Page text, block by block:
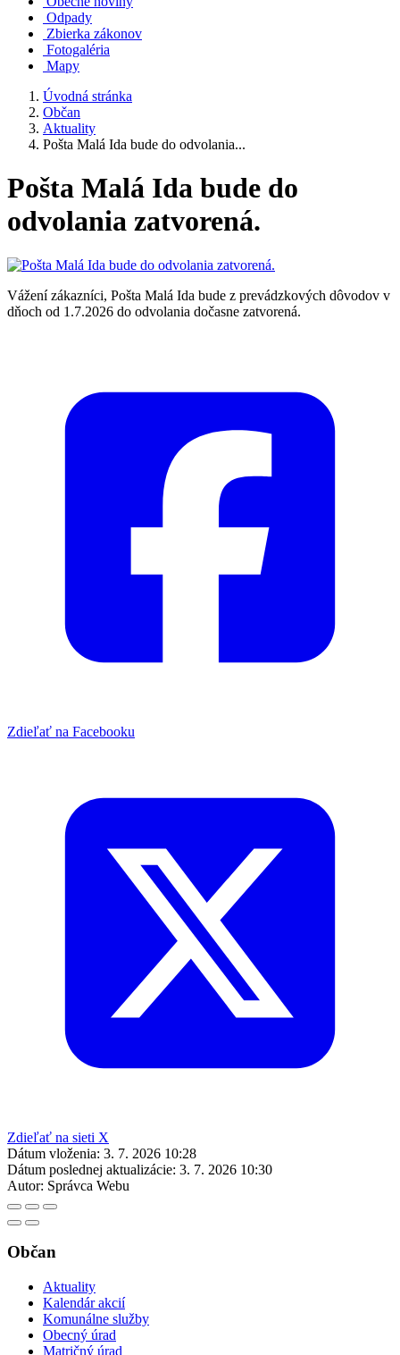
Odpady
Zbierka zákonov
Fotogaléria
Mapy
Úvodná stránka
Občan
Aktuality
Pošta Malá Ida bude do odvolania...
Pošta Malá Ida bude do
odvolania zatvorená.
Vážení zákazníci, Pošta Malá Ida bude z prevádzkových dôvodov v
dňoch od 1.7.2026 do odvolania dočasne zatvorená.
Zdieľať na Facebooku
Zdieľať na sieti X
Dátum vloženia: 3. 7. 2026 10:28
Dátum poslednej aktualizácie: 3. 7. 2026 10:30
Autor: Správca Webu
Občan
Aktuality
Kalendár akcií
Komunálne služby
Obecný úrad
Matričný úrad